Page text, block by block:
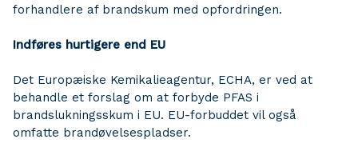
forhandlere af brandskum med opfordringen.
Indføres hurtigere end EU
Det Europæiske Kemikalieagentur, ECHA, er ved at
behandle et forslag om at forbyde PFAS i
brandslukningsskum i EU. EU-forbuddet vil også
omfatte brandøvelsespladser.